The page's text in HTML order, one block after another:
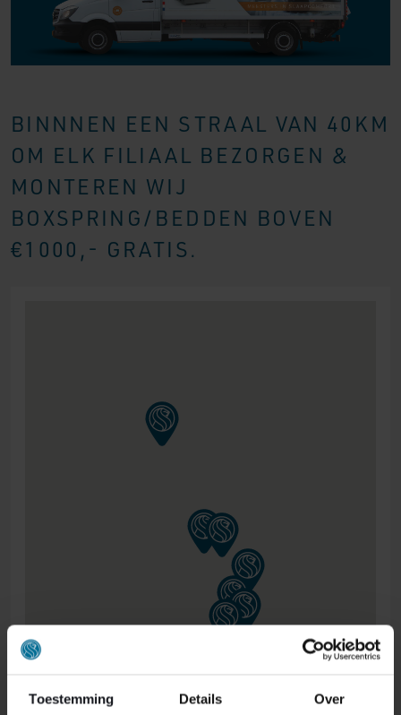
Toestemming Details Over
BINNNEN EEN STRAAL VAN 40KM
OM ELK FILIAAL BEZORGEN &
MONTEREN WIJ
BOXSPRING/BEDDEN BOVEN
€1000,- GRATIS.